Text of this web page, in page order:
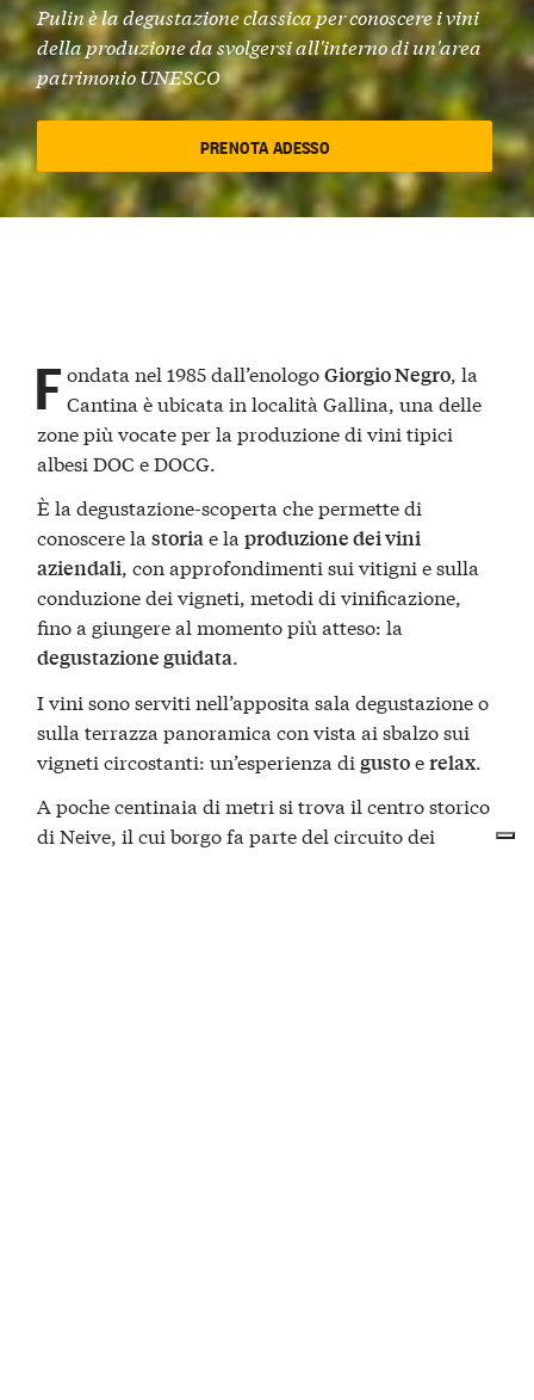
Pulin è la degustazione classica per conoscere i vini
della produzione da svolgersi all'interno di un'area
patrimonio UNESCO
PRENOTA ADESSO
F ondata nel 1985 dall’enologoGiorgio Negro , la
Cantina è ubicata in località Gallina, una delle
zone più vocate per la produzione di vini tipici
albesi DOC e DOCG.
È la degustazione-scoperta che permette di
conoscere lastoriae laproduzione dei vini
aziendali, con approfondimenti sui vitigni e sulla
conduzione dei vigneti, metodi di vinificazione,
fino a giungere al momento più atteso: la
degustazione guidata.
I vini sono serviti nell’apposita sala degustazione o
sulla terrazza panoramica con vista ai sbalzo sui
vigneti circostanti: un’esperienza digustoerelax.
A poche centinaia di metri si trova il centro storico
di Neive, il cui borgo fa parte del circuito dei